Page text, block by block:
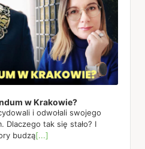
w Krakowie?
i odwołali swojego
tak się stało? I
budzą[...]